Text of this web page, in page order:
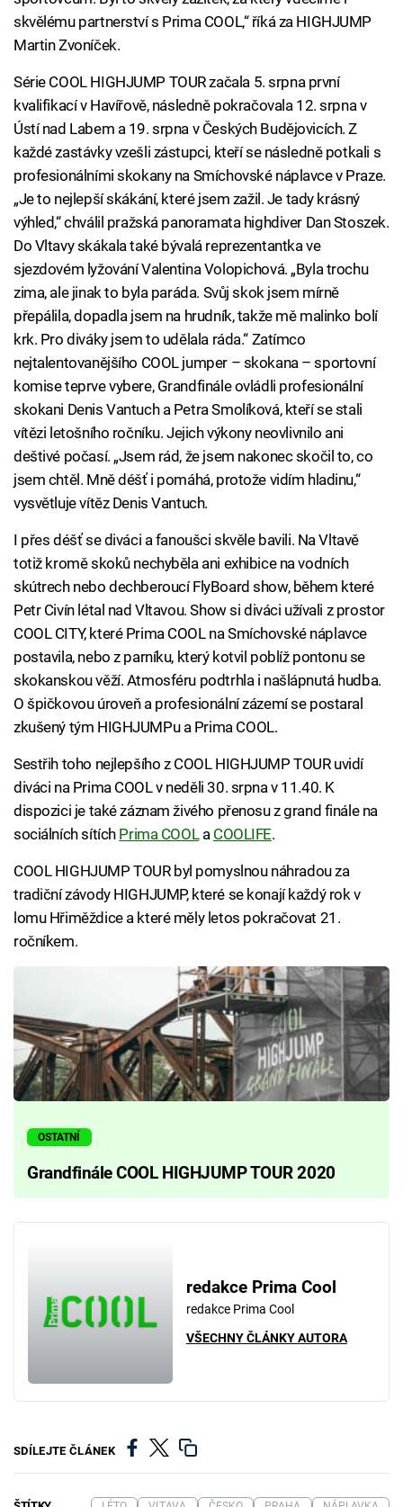
skvělému partnerství s Prima COOL,“ říká za HIGHJUMP
Martin Zvoníček.
Série COOL HIGHJUMP TOUR začala 5. srpna první
kvalifikací v Havířově, následně pokračovala 12. srpna v
Ústí nad Labem a 19. srpna v Českých Budějovicích. Z
každé zastávky vzešli zástupci, kteří se následně potkali s
profesionálními skokany na Smíchovské náplavce v Praze.
„Je to nejlepší skákání, které jsem zažil. Je tady krásný
výhled,“ chválil pražská panoramata highdiver Dan Stoszek.
Do Vltavy skákala také bývalá reprezentantka ve
sjezdovém lyžování Valentina Volopichová. „Byla trochu
zima, ale jinak to byla paráda. Svůj skok jsem mírně
přepálila, dopadla jsem na hrudník, takže mě malinko bolí
krk. Pro diváky jsem to udělala ráda.“ Zatímco
nejtalentovanějšího COOL jumper – skokana – sportovní
komise teprve vybere, Grandfinále ovládli profesionální
skokani Denis Vantuch a Petra Smolíková, kteří se stali
vítězi letošního ročníku. Jejich výkony neovlivnilo ani
deštivé počasí. „Jsem rád, že jsem nakonec skočil to, co
jsem chtěl. Mně déšť i pomáhá, protože vidím hladinu,“
vysvětluje vítěz Denis Vantuch.
I přes déšť se diváci a fanoušci skvěle bavili. Na Vltavě
totiž kromě skoků nechyběla ani exhibice na vodních
skútrech nebo dechberoucí FlyBoard show, během které
Petr Civín létal nad Vltavou. Show si diváci užívali z prostor
COOL CITY, které Prima COOL na Smíchovské náplavce
postavila, nebo z parníku, který kotvil poblíž pontonu se
skokanskou věží. Atmosféru podtrhla i našlápnutá hudba.
O špičkovou úroveň a profesionální zázemí se postaral
zkušený tým HIGHJUMPu a Prima COOL.
Sestřih toho nejlepšího z COOL HIGHJUMP TOUR uvidí
diváci na Prima COOL v neděli 30. srpna v 11.40. K
dispozici je také záznam živého přenosu z grand finále na
sociálních sítích Prima COOLa COOLIFE.
COOL HIGHJUMP TOUR byl pomyslnou náhradou za
tradiční závody HIGHJUMP, které se konají každý rok v
lomu Hřiměždice a které měly letos pokračovat 21.
ročníkem.
OSTATNÍ
Grandfinále COOL HIGHJUMP TOUR 2020
redakce Prima Cool
redakce Prima Cool
VŠECHNY ČLÁNKY AUTORA
SDÍLEJTE ČLÁNEK